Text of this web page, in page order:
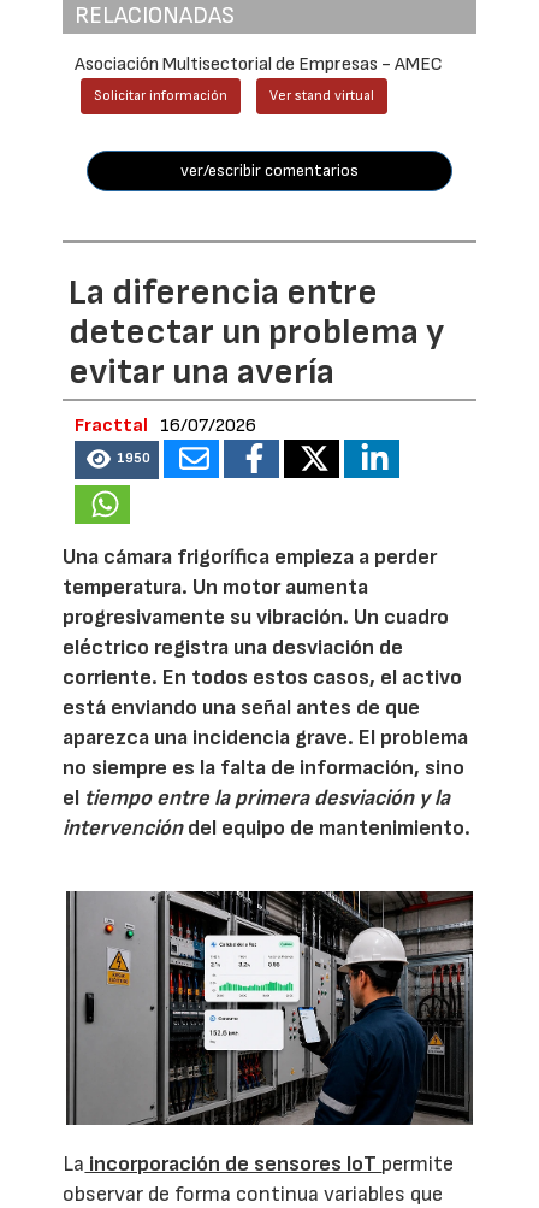
RELACIONADAS
Asociación Multisectorial de Empresas - AMEC
Solicitar información Ver stand virtual
ver/escribir comentarios
La diferencia entre
detectar un problema y
evitar una avería
Fracttal 16/07/2026
1950
Una cámara frigorífica empieza a perder
temperatura. Un motor aumenta
progresivamente su vibración. Un cuadro
eléctrico registra una desviación de
corriente. En todos estos casos, el activo
está enviando una señal antes de que
aparezca una incidencia grave. El problema
no siempre es la falta de información, sino
el tiempo entre la primera desviación y la
intervencióndel equipo de mantenimiento.
La incorporación de sensores IoT permite
observar de forma continua variables que